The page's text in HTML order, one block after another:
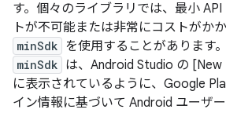
す。個々のライブラリでは、最小
トが不可能または非常にコストがか
minSdk を使用することがあります
minSdk は、Android Studio の
に表示されているように、Google
イン情報に基づいて Android ユーザ